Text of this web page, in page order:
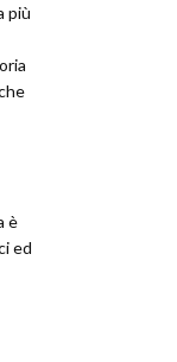
più
è
ed